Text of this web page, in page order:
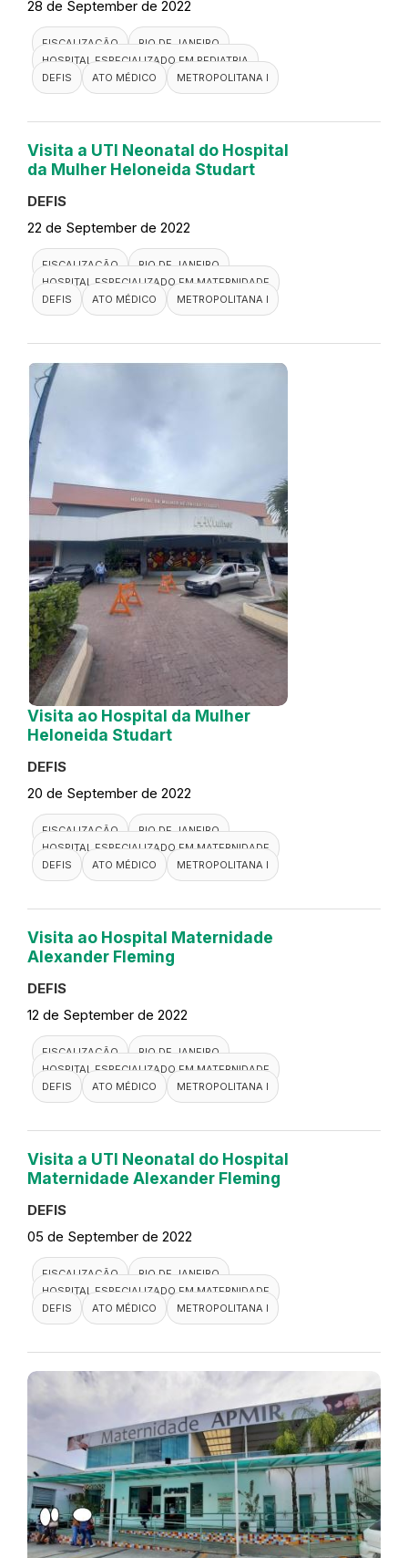
28 de September de 2022
FISCALIZAÇÃO
RIO DE JANEIRO
HOSPITAL ESPECIALIZADO EM PEDIATRIA
DEFIS
ATO MÉDICO METROPOLITANA I
Visita a UTI Neonatal do Hospital
da Mulher Heloneida Studart
DEFIS
22 de September de 2022
FISCALIZAÇÃO
RIO DE JANEIRO
HOSPITAL ESPECIALIZADO EM MATERNIDADE
DEFIS
ATO MÉDICO METROPOLITANA I
Visita ao Hospital da Mulher
Heloneida Studart
DEFIS
20 de September de 2022
FISCALIZAÇÃO
RIO DE JANEIRO
HOSPITAL ESPECIALIZADO EM MATERNIDADE
DEFIS
ATO MÉDICO METROPOLITANA I
Visita ao Hospital Maternidade
Alexander Fleming
DEFIS
12 de September de 2022
FISCALIZAÇÃO
RIO DE JANEIRO
HOSPITAL ESPECIALIZADO EM MATERNIDADE
DEFIS
ATO MÉDICO METROPOLITANA I
Visita a UTI Neonatal do Hospital
Maternidade Alexander Fleming
DEFIS
05 de September de 2022
FISCALIZAÇÃO
RIO DE JANEIRO
HOSPITAL ESPECIALIZADO EM MATERNIDADE
DEFIS
ATO MÉDICO METROPOLITANA I